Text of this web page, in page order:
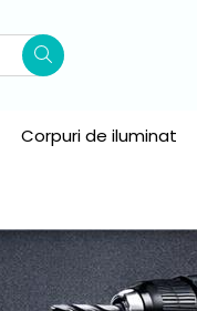
Corpuri de iluminat